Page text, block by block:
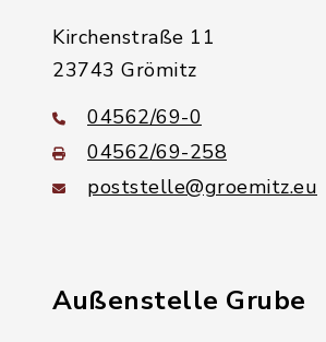
Kirchenstraße 11
23743 Grömitz
04562/69-0
04562/69-258
poststelle@groemitz.eu
Außenstelle Grube